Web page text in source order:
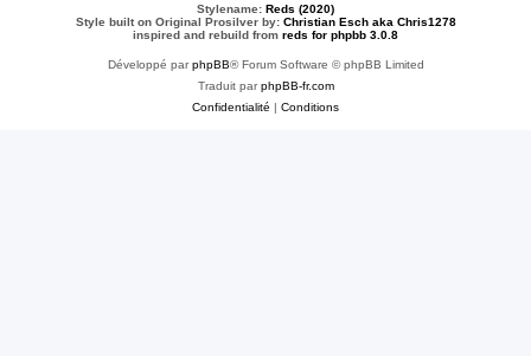
Stylename: Reds (2020)
Style built on Original Prosilver by: Christian Esch aka Chris1278
inspired and rebuild from reds for phpbb 3.0.8
Développé parphpBB® Forum Software © phpBB Limited
Traduit parphpBB-fr.com
Confidentialité | Conditions